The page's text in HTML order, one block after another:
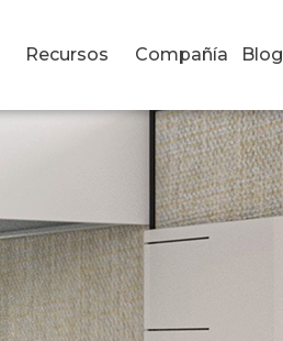
Recursos Compañía Blog